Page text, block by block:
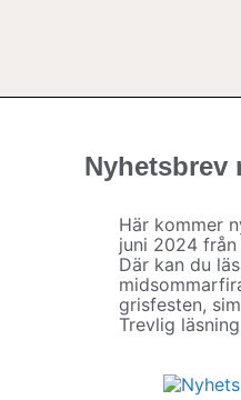
Nyhetsbrev
Här kommer
juni 2024 från
Där kan du
grisfesten,
Trevlig